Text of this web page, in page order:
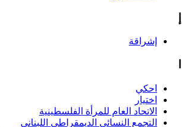
إشراقة
احكي
اختيار
الاتحاد العام للمرأة الفلسطينية
التجمع النسائي الديمقراطي اللبناني